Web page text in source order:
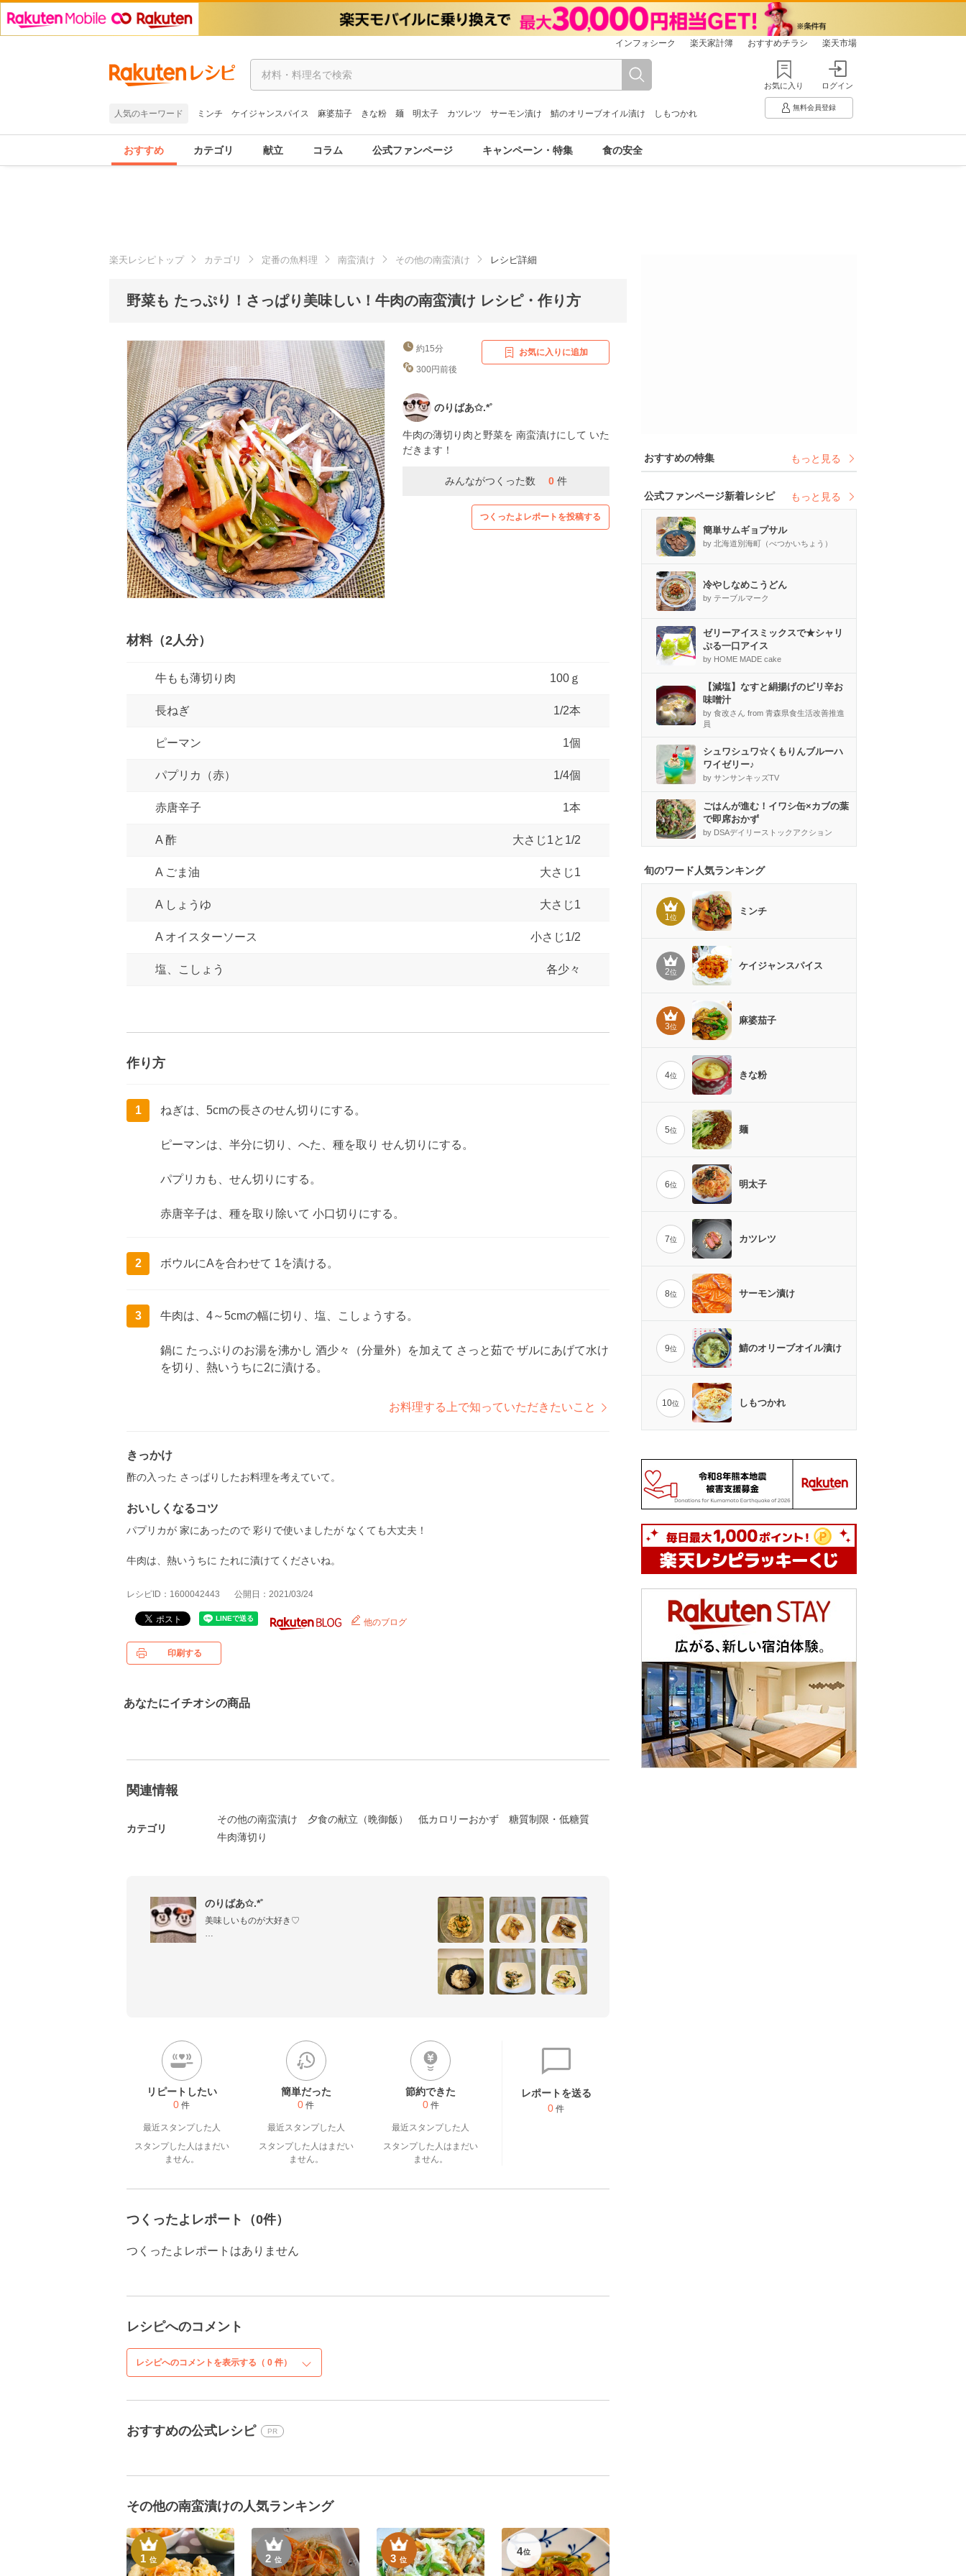
インフォシーク 楽天家計簿 おすすめチラシ 楽天市場
人気のキーワード ミンチ ケイジャンスパイス 麻婆茄子 きな粉 麺 明太子 カツレツ サーモン漬け 鯖のオリーブオイル漬け しもつかれ
お気に入り ログイン
無料会員登録
おすすめ カテゴリ 献立 コラム 公式ファンページ キャンペーン・特集 食の安全
楽天レシピトップ カテゴリ 定番の魚料理 南蛮漬け その他の南蛮漬け レシピ詳細
野菜も たっぷり！さっぱり美味しい！牛肉の南蛮漬け レシピ・作り方
約15分
300円前後
お気に入りに追加
のりばあ✩.*˚
牛肉の薄切り肉と野菜を 南蛮漬けにして いた
だきます！
みんながつくった数 0 件
つくったよレポートを投稿する
材料（2人分）
牛もも薄切り肉 100ｇ
長ねぎ 1/2本
ピーマン 1個
パプリカ（赤） 1/4個
赤唐辛子 1本
A 酢 大さじ1と1/2
A ごま油 大さじ1
A しょうゆ 大さじ1
A オイスターソース 小さじ1/2
塩、こしょう 各少々
作り方
1 ねぎは、5cmの長さのせん切りにする。
ピーマンは、半分に切り、へた、種を取り せん切りにする。
パプリカも、せん切りにする。
赤唐辛子は、種を取り除いて 小口切りにする。
2 ボウルにAを合わせて 1を漬ける。
3 牛肉は、4～5cmの幅に切り、塩、こしょうする。
鍋に たっぷりのお湯を沸かし 酒少々（分量外）を加えて さっと茹で ザルにあげて水け
を切り、熱いうちに2に漬ける。
お料理する上で知っていただきたいこと
きっかけ
酢の入った さっぱりしたお料理を考えていて。
おいしくなるコツ
パプリカが 家にあったので 彩りで使いましたが なくても大丈夫！
牛肉は、熱いうちに たれに漬けてくださいね。
レシピID：1600042443 公開日：2021/03/24
他のブログ
印刷する
あなたにイチオシの商品
関連情報
カテゴリ
その他の南蛮漬け 夕食の献立（晩御飯） 低カロリーおかず
糖質制限・低糖質
牛肉薄切り
のりばあ✩.*˚
美味しいものが大好き♡
リピートしたい
0 件
最近スタンプした人
スタンプした人はまだい
ません。
簡単だった
0 件
最近スタンプした人
スタンプした人はまだい
ません。
節約できた
0 件
最近スタンプした人
スタンプした人はまだい
ません。
レポートを送る
0 件
つくったよレポート（0件）
つくったよレポートはありません
レシピへのコメント
レシピへのコメントを表示する（ 0 件）
おすすめの公式レシピ PR
その他の南蛮漬けの人気ランキング
1位 2位 3位
4位
おすすめの特集 もっと見る
公式ファンページ新着レシピ もっと見る
簡単サムギョプサル
by 北海道別海町（べつかいちょう）
冷やしなめこうどん
by テーブルマーク
ゼリーアイスミックスで★シャリ
ぷる一口アイス
by HOME MADE cake
【減塩】なすと絹揚げのピリ辛お
味噌汁
by 食改さん from 青森県食生活改善推進
員
シュワシュワ☆くもりんブルーハ
ワイゼリー♪
by サンサンキッズTV
ごはんが進む！イワシ缶×カブの葉
で即席おかず
by DSAデイリーストックアクション
旬のワード人気ランキング
1位
ミンチ
2位
ケイジャンスパイス
3位
麻婆茄子
4位 きな粉
5位 麺
6位 明太子
7位 カツレツ
8位 サーモン漬け
9位 鯖のオリーブオイル漬け
10位 しもつかれ